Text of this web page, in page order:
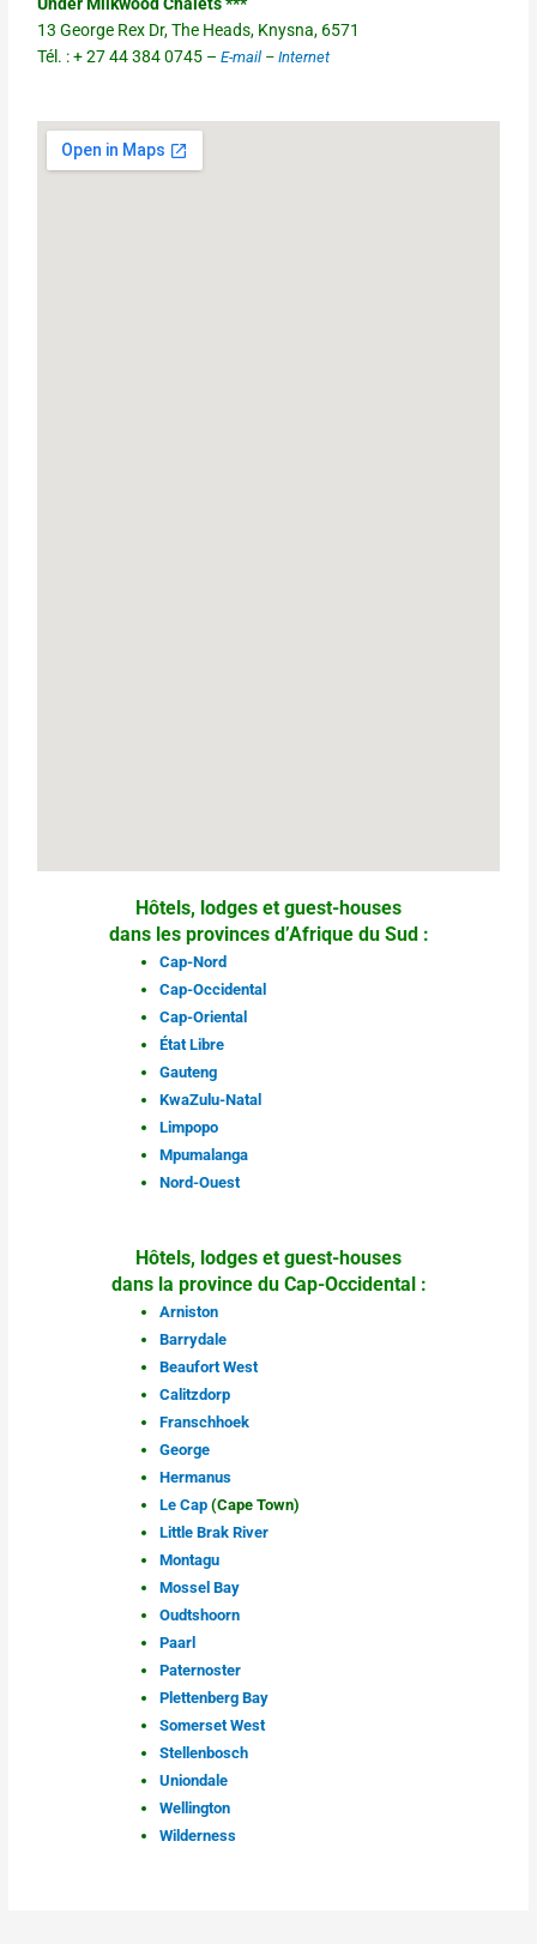
Under Milkwood Chalets ***
13 George Rex Dr, The Heads, Knysna, 6571
Tél. : + 27 44 384 0745 – E-mail –Internet
Hôtels, lodges et guest-houses
dans les provinces d’Afrique du Sud :
Cap-Nord
Cap-Occidental
Cap-Oriental
État Libre
Gauteng
KwaZulu-Natal
Limpopo
Mpumalanga
Nord-Ouest
Hôtels, lodges et guest-houses
dans la province du Cap-Occidental :
Arniston
Barrydale
Beaufort West
Calitzdorp
Franschhoek
George
Hermanus
Le Cap (Cape Town)
Little Brak River
Montagu
Mossel Bay
Oudtshoorn
Paarl
Paternoster
Plettenberg Bay
Somerset West
Stellenbosch
Uniondale
Wellington
Wilderness